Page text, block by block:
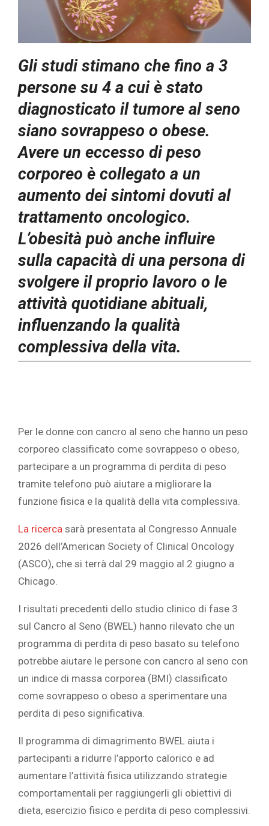
Gli studi stimano che fino a 3
persone su 4 a cui è stato
diagnosticato il tumore al seno
siano sovrappeso o obese.
Avere un eccesso di peso
corporeo è collegato a un
aumento dei sintomi dovuti al
trattamento oncologico.
L’obesità può anche influire
sulla capacità di una persona di
svolgere il proprio lavoro o le
attività quotidiane abituali,
influenzando la qualità
complessiva della vita.
Per le donne con cancro al seno che hanno un peso
corporeo classificato come sovrappeso o obeso,
partecipare a un programma di perdita di peso
tramite telefono può aiutare a migliorare la
funzione fisica e la qualità della vita complessiva.
La ricerca sarà presentata al Congresso Annuale
2026 dell’American Society of Clinical Oncology
(ASCO), che si terrà dal 29 maggio al 2 giugno a
Chicago.
I risultati precedenti dello studio clinico di fase 3
sul Cancro al Seno (BWEL) hanno rilevato che un
programma di perdita di peso basato su telefono
potrebbe aiutare le persone con cancro al seno con
un indice di massa corporea (BMI) classificato
come sovrappeso o obeso a sperimentare una
perdita di peso significativa.
Il programma di dimagrimento BWEL aiuta i
partecipanti a ridurre l’apporto calorico e ad
aumentare l’attività fisica utilizzando strategie
comportamentali per raggiungerli gli obiettivi di
dieta, esercizio fisico e perdita di peso complessivi.